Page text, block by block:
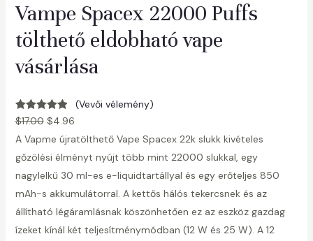
Vampe Spacex 22000 Puffs
tölthető eldobható vape
vásárlása
Értékelés:
5.00
1
vásárlói
értékelés
alapján
(Vevői vélemény)
$17.00 $4.96
A Vapme újratölthető Vape Spacex 22k slukk kivételes
gőzölési élményt nyújt több mint 22000 slukkal, egy
nagylelkű 30 ml-es e-liquidtartállyal és egy erőteljes 850
mAh-s akkumulátorral. A kettős hálós tekercsnek és az
állítható légáramlásnak köszönhetően ez az eszköz gazdag
ízeket kínál két teljesítménymódban (12 W és 25 W). A 12